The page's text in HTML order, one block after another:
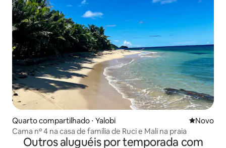
Quarto compartilhado ⋅ Yalobi Novo
Novo
Cama nº 4 na casa de família de Ruci e Mali na praia
Outros aluguéis por temporada com